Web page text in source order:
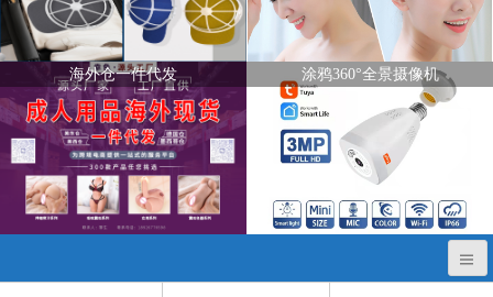
海外仓一件代发 涂鸦360°全景摄像机